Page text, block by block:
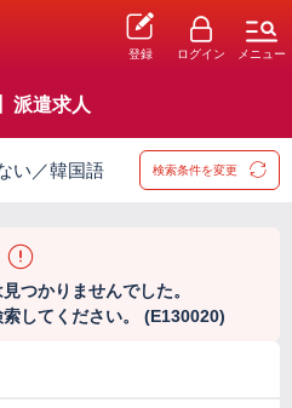
登録 ログイン メニュー
派遣求人
い／韓国語 検索条件を変更
つかりませんでした。
してください。 (E130020)